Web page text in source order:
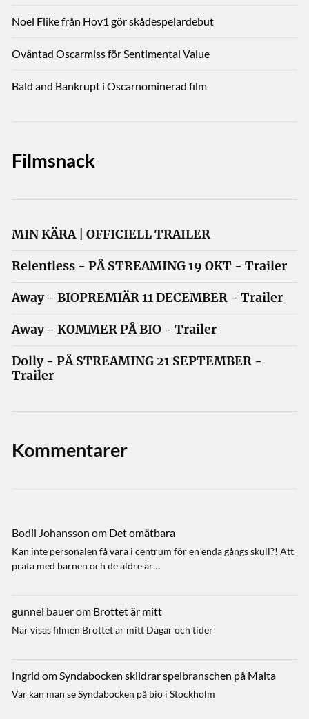
Noel Flike från Hov1 gör skådespelardebut
Oväntad Oscarmiss för Sentimental Value
Bald and Bankrupt i Oscarnominerad film
Filmsnack
MIN KÄRA | OFFICIELL TRAILER
Relentless - PÅ STREAMING 19 OKT - Trailer
Away - BIOPREMIÄR 11 DECEMBER - Trailer
Away - KOMMER PÅ BIO - Trailer
Dolly - PÅ STREAMING 21 SEPTEMBER -
Trailer
Kommentarer
Bodil Johansson om Det omätbara
Kan inte personalen få vara i centrum för en enda gångs skull?! Att
prata med barnen och de äldre är…
gunnel bauerom Brottet är mitt
När visas filmen Brottet är mitt Dagar och tider
Ingrid om Syndabocken skildrar spelbranschen på Malta
Var kan man se Syndabocken på bio i Stockholm